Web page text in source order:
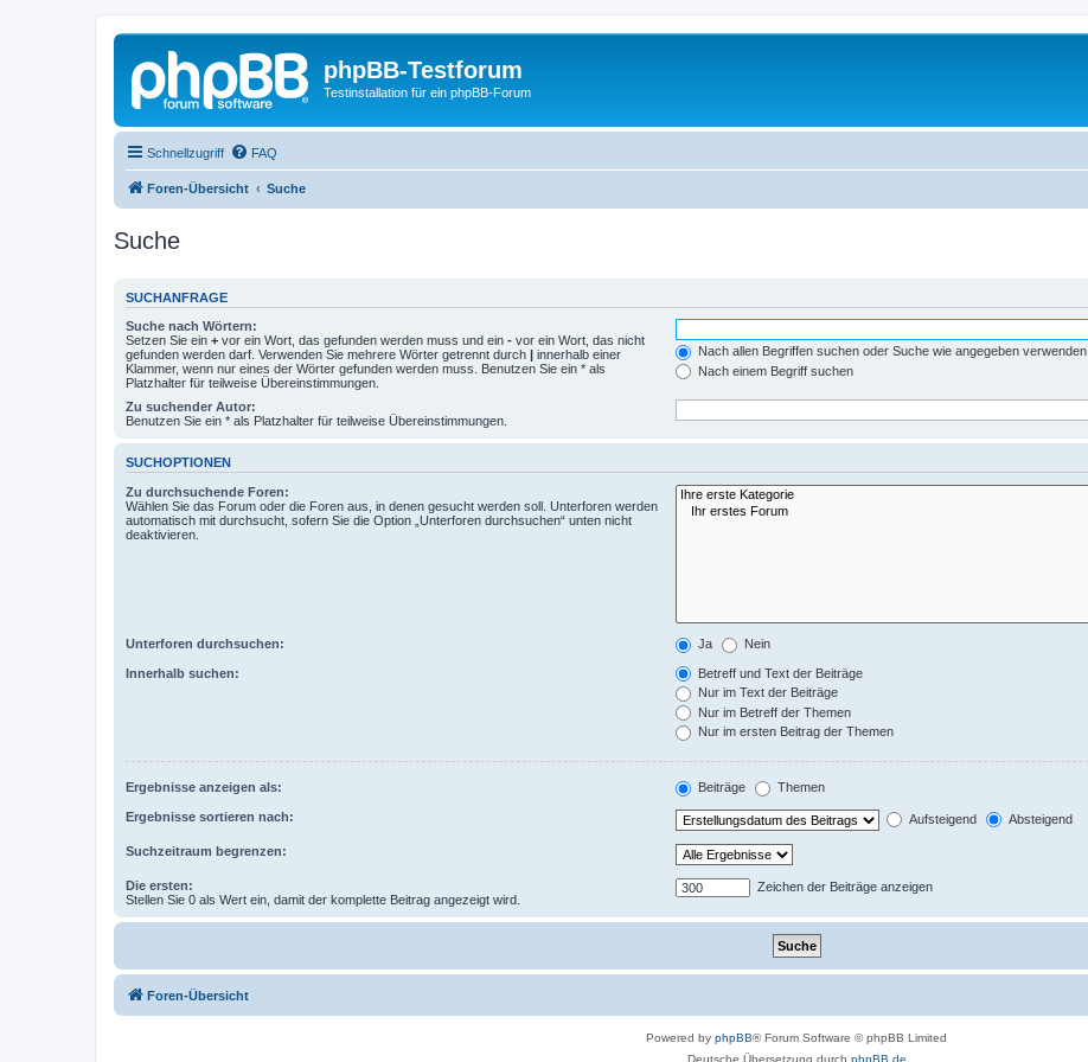
phpBB-Testforum
Testinstallation für ein phpBB-Forum
Schnellzugriff FAQ
Foren-Übersicht Suche
Suche
SUCHANFRAGE
Suche nach Wörtern:
Setzen Sie ein + vor ein Wort, das gefunden werden muss und ein - vor ein Wort, das nicht
gefunden werden darf. Verwenden Sie mehrere Wörter getrennt durch | innerhalb einer
Klammer, wenn nur eines der Wörter gefunden werden muss. Benutzen Sie ein * als
Platzhalter für teilweise Übereinstimmungen.
Nach allen Begriffen suchen oder Suche wie angegeben verwenden
Nach einem Begriff suchen
Zu suchender Autor:
Benutzen Sie ein * als Platzhalter für teilweise Übereinstimmungen.
SUCHOPTIONEN
Zu durchsuchende Foren:
Wählen Sie das Forum oder die Foren aus, in denen gesucht werden soll. Unterforen werden
automatisch mit durchsucht, sofern Sie die Option „Unterforen durchsuchen“ unten nicht
deaktivieren.
Unterforen durchsuchen: Ja Nein
Innerhalb suchen:
Betreff und Text der Beiträge
Nur im Text der Beiträge
Nur im Betreff der Themen
Nur im ersten Beitrag der Themen
Ergebnisse anzeigen als: Beiträge Themen
Ergebnisse sortieren nach: Aufsteigend Absteigend
Suchzeitraum begrenzen:
Die ersten:
Stellen Sie 0 als Wert ein, damit der komplette Beitrag angezeigt wird.
Zeichen der Beiträge anzeigen
Foren-Übersicht
Powered by phpBB® Forum Software © phpBB Limited
Deutsche Übersetzung durch phpBB.de